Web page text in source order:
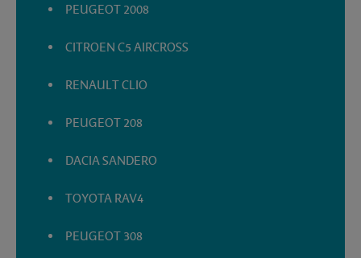
PEUGEOT 2008
CITROEN C5 AIRCROSS
RENAULT CLIO
PEUGEOT 208
DACIA SANDERO
TOYOTA RAV4
PEUGEOT 308